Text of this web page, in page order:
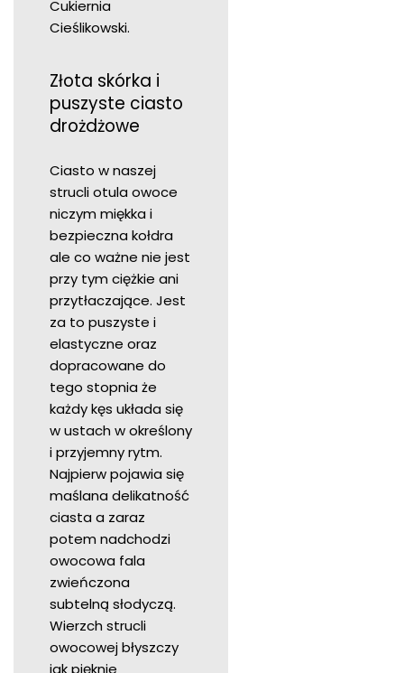
Cukiernia
Cieślikowski.
Złota skórka i
puszyste ciasto
drożdżowe
Ciasto w naszej
strucli otula owoce
niczym miękka i
bezpieczna kołdra
ale co ważne nie jest
przy tym ciężkie ani
przytłaczające. Jest
za to puszyste i
elastyczne oraz
dopracowane do
tego stopnia że
każdy kęs układa się
w ustach w określony
i przyjemny rytm.
Najpierw pojawia się
maślana delikatność
ciasta a zaraz
potem nadchodzi
owocowa fala
zwieńczona
subtelną słodyczą.
Wierzch strucli
owocowej błyszczy
jak pięknie